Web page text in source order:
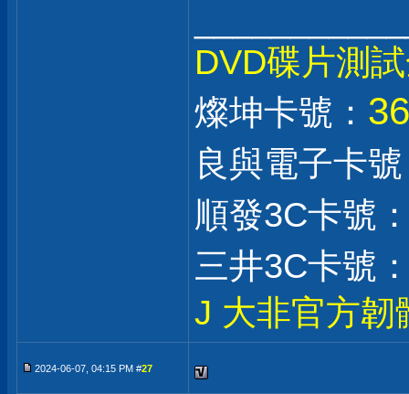
DVD碟片測
燦坤卡號：
良與電子卡
順發3C卡號
三井3C卡號
J 大非官方韌
2024-06-07, 04:15 PM #27